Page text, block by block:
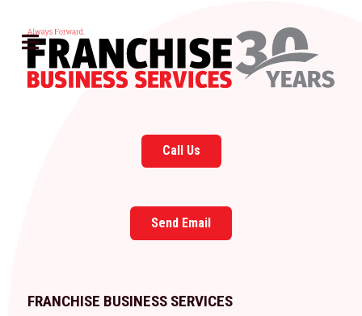
Call Us
Send Email
FRANCHISE BUSINESS SERVICES